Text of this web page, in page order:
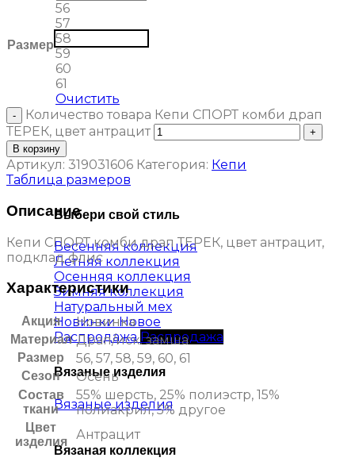
Выбери свой стиль
Весенняя коллекция
Летняя коллекция
Осенняя коллекция
Зимняя коллекция
Натуральный мех
Новинки
Распродажа
Вязаные изделия
Вязаные изделия
Вязаная коллекция
Размер
56
57
58
59
60
61
Очистить
Количество товара Кепи СПОРТ комби драп
ТЕРЕК, цвет антрацит
В корзину
Артикул: 319031606 Категория: Кепи
Таблица размеров
Описание
Кепи СПОРТ комби драп ТЕРЕК, цвет антрацит,
подклад флис
Характеристики
Акция Новинка
Материал Драп/иск. замша
Размер 56, 57, 58, 59, 60, 61
Сезон Осень
Состав
ткани
55% шерсть, 25% полиэстр, 15%
полиакрил, 5% другое
Цвет
изделия
Антрацит